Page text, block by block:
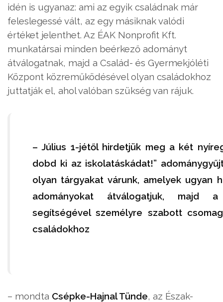
idén is ugyanaz: ami az egyik családnak már
feleslegessé vált, az egy másiknak valódi
értéket jelenthet. Az ÉAK Nonprofit Kft.
munkatársai minden beérkező adományt
átválogatnak, majd a Család- és Gyermekjóléti
Központ közreműködésével olyan családokhoz
juttatják el, ahol valóban szükség van rájuk.
– Július 1-jétől hirdetjük meg a két
dobd ki az iskolatáskádat!”
olyan tárgyakat várunk, amelyek ugyan
adományokat átválogatjuk, majd a
segítségével személyre szabott
családokhoz
– mondta Csépke-Hajnal Tünde, az Észak-